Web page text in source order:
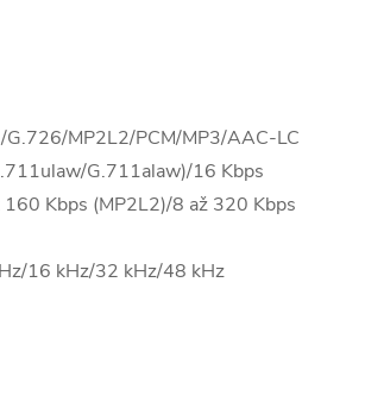
MP2L2/PCM/MP3/AAC-LC
G.711alaw)/16 Kbps
Kbps (MP2L2)/8 až 320 Kbps
16 kHz/32 kHz/48 kHz